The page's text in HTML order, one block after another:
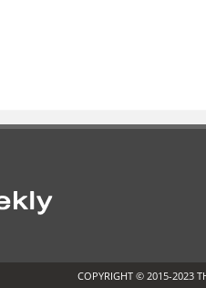
COPYRIGHT © 2015-2023